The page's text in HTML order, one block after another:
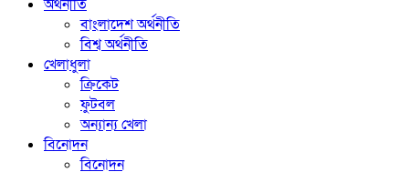
অর্থনীতি
বাংলাদেশ অর্থনীতি
বিশ্ব অর্থনীতি
খেলাধুলা
ক্রিকেট
ফুটবল
অন্যান্য খেলা
বিনোদন
বিনোদন